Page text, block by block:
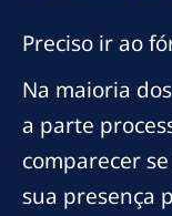
Preciso ir ao
Na maioria
a parte
comparecer
sua presença